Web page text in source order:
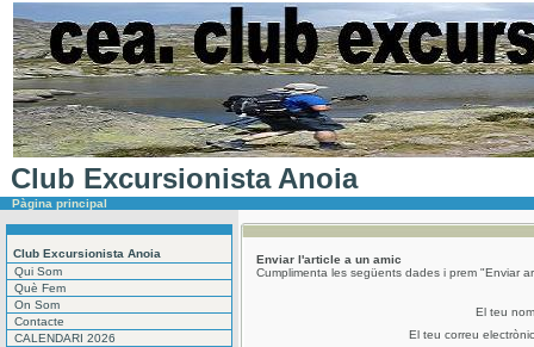
Club Excursionista Anoia
Pàgina principal
Club Excursionista Anoia
Qui Som
Què Fem
On Som
Contacte
CALENDARI 2026
Enviar l'article a un amic
Cumplimenta les següents dades i prem "Enviar
El teu nom
El teu correu electrònic